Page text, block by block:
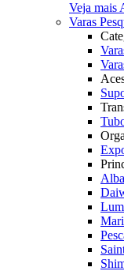
Veja mais
Varas